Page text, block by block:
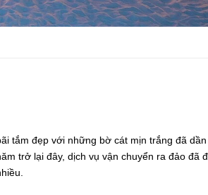
tắm đẹp với những bờ cát mịn trắng đã
trở lại đây, dịch vụ vận chuyển ra đảo đã